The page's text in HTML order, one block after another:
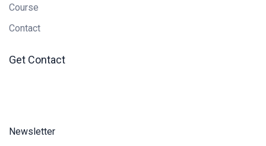
Course
Contact
Get Contact
Newsletter